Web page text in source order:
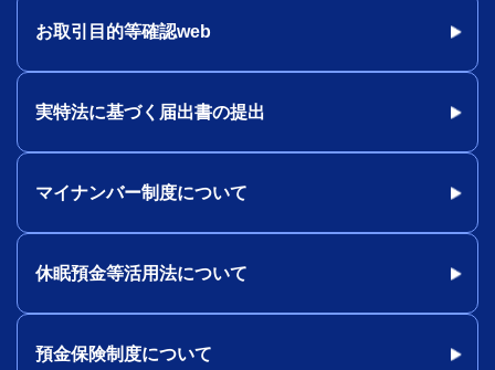
お取引目的等確認web
実特法に基づく届出書の提出
マイナンバー制度について
休眠預金等活用法について
預金保険制度について